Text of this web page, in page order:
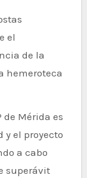
el
de la
hemeroteca
de Mérida es
y el proyecto
a cabo
superávit